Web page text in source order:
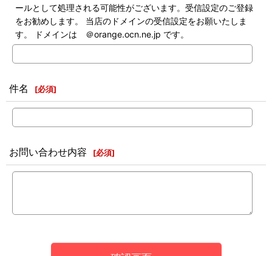
ールとして処理される可能性がございます。受信設定のご登録
をお勧めします。 当店のドメインの受信設定をお願いたしま
す。 ドメインは ＠orange.ocn.ne.jp です。
件名 [必須]
お問い合わせ内容 [必須]